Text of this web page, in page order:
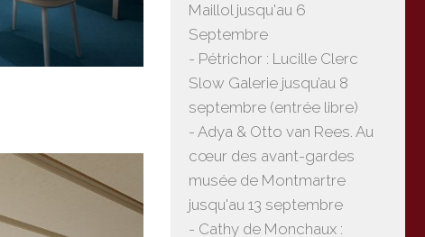
Maillol jusqu'au 6
Septembre
- Pétrichor : Lucille Clerc
Slow Galerie jusqu’au 8
septembre (entrée libre)
- Adya & Otto van Rees. Au
cœur des avant-gardes
musée de Montmartre
jusqu'au 13 septembre
- Cathy de Monchaux :